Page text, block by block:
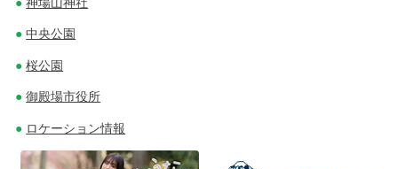
中央公園
桜公園
御殿場市役所
ロケーション情報